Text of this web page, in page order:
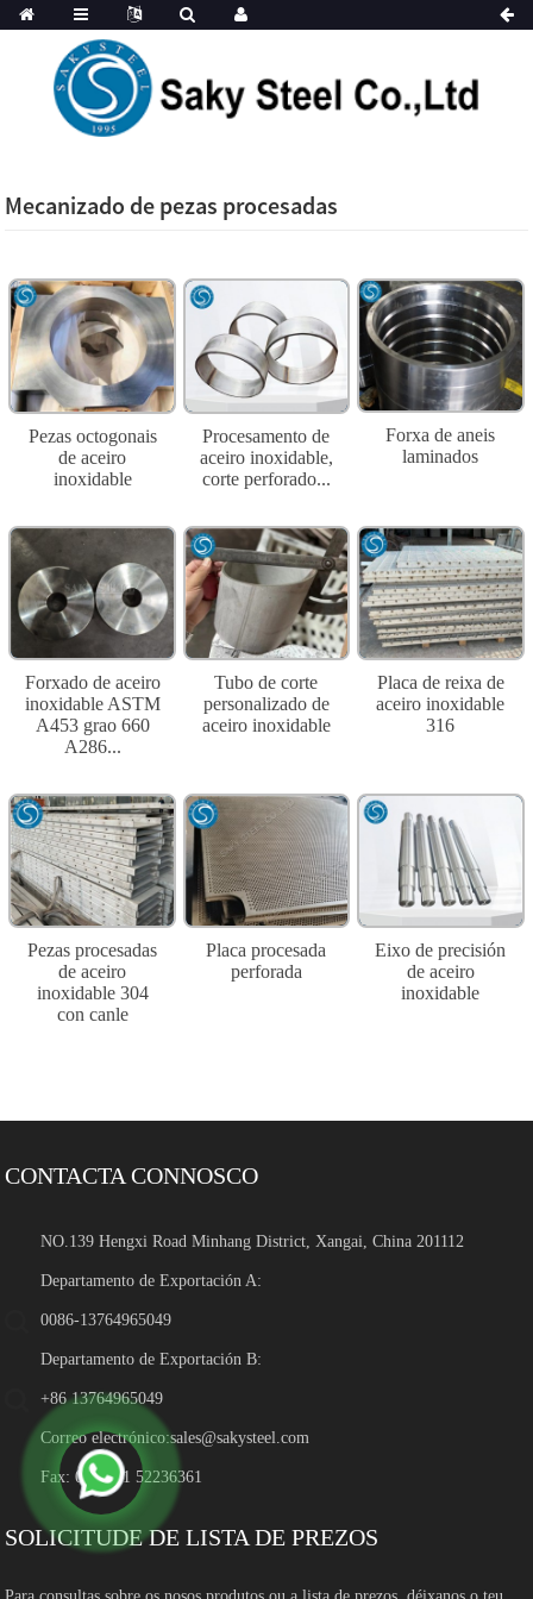
Mecanizado de pezas procesadas
Pezas octogonais
de aceiro
inoxidable
Procesamento de
aceiro inoxidable,
corte perforado...
Forxa de aneis
laminados
Forxado de aceiro
inoxidable ASTM
A453 grao 660
A286...
Tubo de corte
personalizado de
aceiro inoxidable
Placa de reixa de
aceiro inoxidable
316
Pezas procesadas
de aceiro
inoxidable 304
con canle
Placa procesada
perforada
Eixo de precisión
de aceiro
inoxidable
CONTACTA CONNOSCO
NO.139 Hengxi Road Minhang District, Xangai, China 201112
Departamento de Exportación A:
0086-13764965049
Departamento de Exportación B:
+86 13764965049
Correo electrónico:sales@sakysteel.com
Fax: 0086-21 52236361
SOLICITUDE DE LISTA DE PREZOS